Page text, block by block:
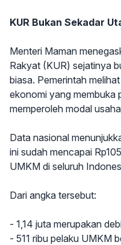
KUR Bukan Sekadar
Menteri Maman
Rakyat (KUR) sejatinya
biasa. Pemerintah
ekonomi yang membuka
memperoleh modal
Data nasional
ini sudah mencapai
UMKM di seluruh
Dari angka tersebut:
- 1,14 juta merupakan
- 511 ribu pelaku UMKM